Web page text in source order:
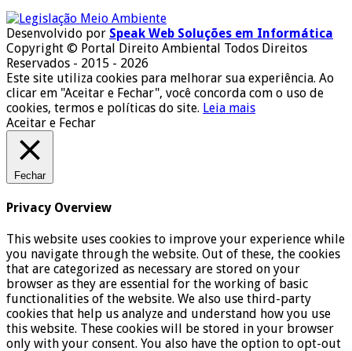
Desenvolvido por Speak Web Soluções em Informática
Copyright © Portal Direito Ambiental Todos Direitos
Reservados - 2015 - 2026
Este site utiliza cookies para melhorar sua experiência. Ao
clicar em "Aceitar e Fechar", você concorda com o uso de
cookies, termos e políticas do site. Leia mais
Aceitar e Fechar
Fechar
Privacy Overview
This website uses cookies to improve your experience while
you navigate through the website. Out of these, the cookies
that are categorized as necessary are stored on your
browser as they are essential for the working of basic
functionalities of the website. We also use third-party
cookies that help us analyze and understand how you use
this website. These cookies will be stored in your browser
only with your consent. You also have the option to opt-out